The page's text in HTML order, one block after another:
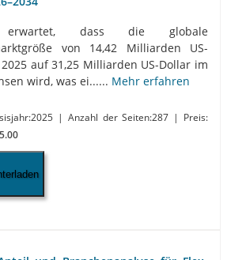
dass die globale
von 14,42 Milliarden US-
auf 31,25 Milliarden US-Dollar im
wird, was ei...... Mehr erfahren
| Anzahl der Seiten:287 | Preis: